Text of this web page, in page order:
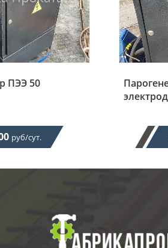
ПЭЭ 50
руб/сут.